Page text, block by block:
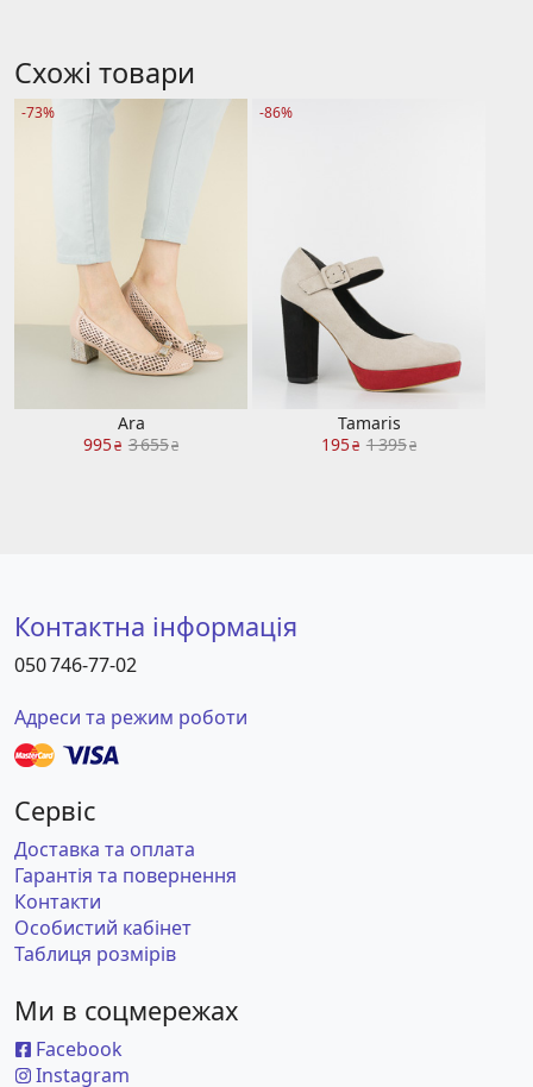
Схожі товари
-73%
Ara
995₴ 3 655₴
-86%
Tamaris
195₴ 1 395₴
Контактна інформація
050 746-77-02
Адреси та режим роботи
Сервіс
Доставка та оплата
Гарантія та повернення
Контакти
Особистий кабінет
Таблиця розмірів
Ми в соцмережах
Facebook
Instagram